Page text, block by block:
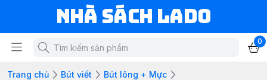
NHÀ SÁCH LADO
0
Trang chủ Bút viết
Bút lông + Mực